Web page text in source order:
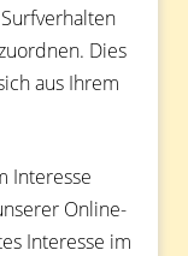
Dies
aus Ihrem
Interesse
Online-
Interesse im